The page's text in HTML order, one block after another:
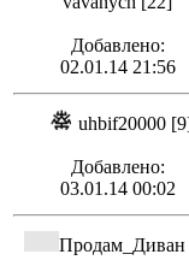
Добавлено:
02.01.14 21:56
uhbif20000
Добавлено:
03.01.14 00:02
Продам_Диван